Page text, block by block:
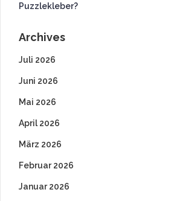
Puzzlekleber?
Archives
Juli 2026
Juni 2026
Mai 2026
April 2026
März 2026
Februar 2026
Januar 2026